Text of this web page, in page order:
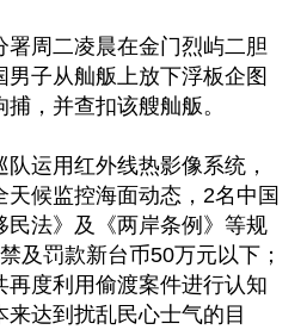
署周二凌晨在金门烈屿二胆
子从舢舨上放下浮板企图
，并查扣该艘舢舨。
运用红外线热影像系统，
候监控海面动态，2名中国
民法》及《两岸条例》等规
及罚款新台币50万元以下；
再度利用偷渡案件进行认知
达到扰乱民心士气的目